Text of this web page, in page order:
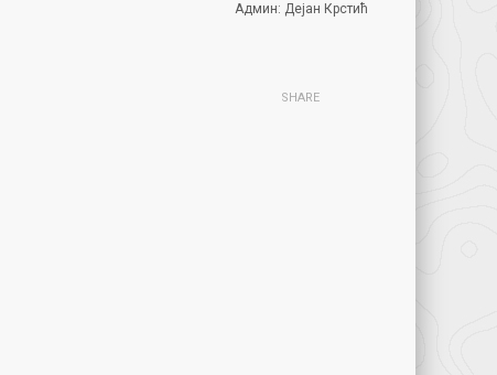
Админ: Дејан Крстић
SHARE